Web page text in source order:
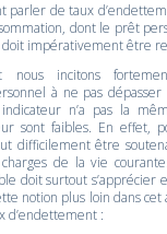
parler de taux
dont le prêt
impérativement être
nous incitons
à ne pas
n’a pas la
sont faibles. En effet,
difficilement être
de la vie
doit surtout s’apprécier
notion plus loin dans cet
d’endettement :